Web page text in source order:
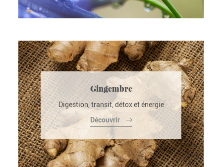
Gingembre
Digestion, transit, détox et énergie
Découvrir